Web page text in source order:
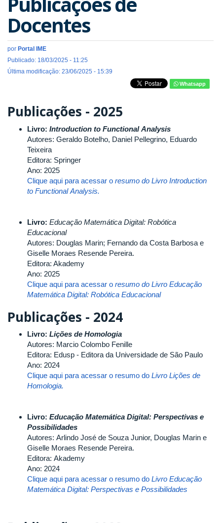
Docentes
por Portal IME
Publicado: 18/03/2025 - 11:25
Última modificação: 23/06/2025 - 15:39
Whatsapp
Publicações - 2025
Livro: Introduction to Functional Analysis
Autores: Geraldo Botelho, Daniel Pellegrino, Eduardo
Teixeira
Editora: Springer
Ano: 2025
Clique aqui para acessar o resumo do Livro Introduction
to Functional Analysis.
Livro: Educação Matemática Digital: Robótica
Educacional
Autores: Douglas Marin; Fernando da Costa Barbosa e
Giselle Moraes Resende Pereira.
Editora: Akademy
Ano: 2025
Clique aqui para acessar o resumo do Livro Educação
Matemática Digital: Robótica Educacional
Publicações - 2024
Livro: Lições de Homologia
Autores: Marcio Colombo Fenille
Editora: Edusp - Editora da Universidade de São Paulo
Ano: 2024
Clique aqui para acessar o resumo do Livro Lições de
Homologia.
Livro: Educação Matemática Digital: Perspectivas e
Possibilidades
Autores: Arlindo José de Souza Junior, Douglas Marin e
Giselle Moraes Resende Pereira.
Editora: Akademy
Ano: 2024
Clique aqui para acessar o resumo do Livro Educação
Matemática Digital: Perspectivas e Possibilidades